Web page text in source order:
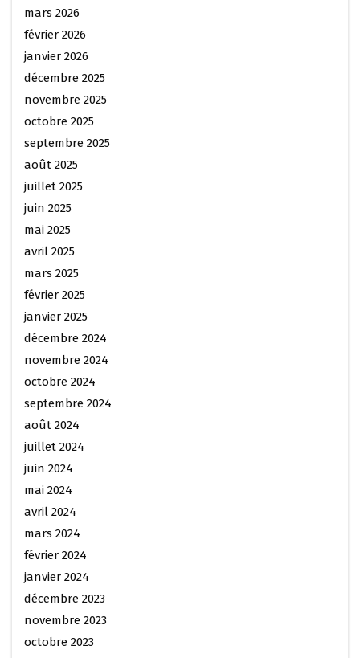
mars 2026
février 2026
janvier 2026
décembre 2025
novembre 2025
octobre 2025
septembre 2025
août 2025
juillet 2025
juin 2025
mai 2025
avril 2025
mars 2025
février 2025
janvier 2025
décembre 2024
novembre 2024
octobre 2024
septembre 2024
août 2024
juillet 2024
juin 2024
mai 2024
avril 2024
mars 2024
février 2024
janvier 2024
décembre 2023
novembre 2023
octobre 2023